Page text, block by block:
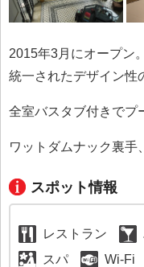
2015年3月にオープン
統一されたデザイン性
全室バスタブ付きでプ
ワットダムナック裏手
スポット情報
レストラン
スパ
Wi-Fi